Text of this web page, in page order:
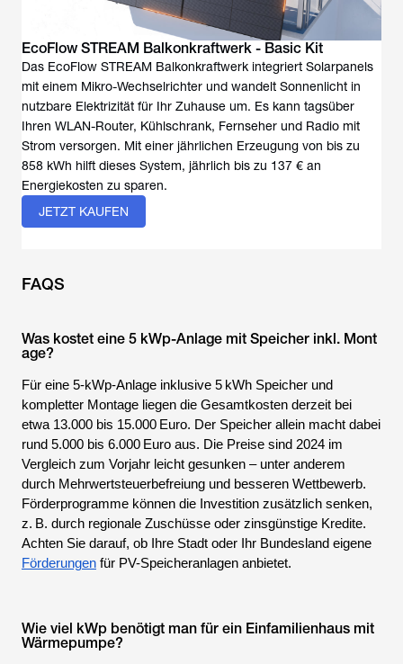
EcoFlow STREAM Balkonkraftwerk - Basic Kit
Das EcoFlow STREAM Balkonkraftwerk integriert Solarpanels
mit einem Mikro-Wechselrichter und wandelt Sonnenlicht in
nutzbare Elektrizität für Ihr Zuhause um. Es kann tagsüber
Ihren WLAN-Router, Kühlschrank, Fernseher und Radio mit
Strom versorgen. Mit einer jährlichen Erzeugung von bis zu
858 kWh hilft dieses System, jährlich bis zu 137 € an
Energiekosten zu sparen.
JETZT KAUFEN
FAQS
Was kostet eine 5 kWp-Anlage mit Speicher inkl. Mont
age?
Für eine 5-kWp-Anlage inklusive 5 kWh Speicher und
kompletter Montage liegen die Gesamtkosten derzeit bei
etwa 13.000 bis 15.000 Euro. Der Speicher allein macht dabei
rund 5.000 bis 6.000 Euro aus. Die Preise sind 2024 im
Vergleich zum Vorjahr leicht gesunken – unter anderem
durch Mehrwertsteuerbefreiung und besseren Wettbewerb.
Förderprogramme können die Investition zusätzlich senken,
z. B. durch regionale Zuschüsse oder zinsgünstige Kredite.
Achten Sie darauf, ob Ihre Stadt oder Ihr Bundesland eigene
Förderungen für PV-Speicheranlagen anbietet.
Wie viel kWp benötigt man für ein Einfamilienhaus mit
Wärmepumpe?